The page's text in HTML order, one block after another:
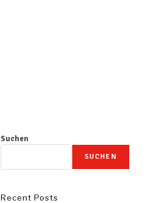
Suchen
SUCHEN
Recent Posts